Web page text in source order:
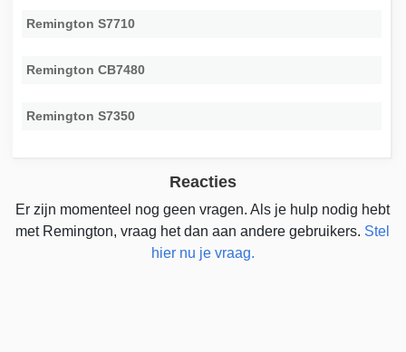
Remington S7710
Remington CB7480
Remington S7350
Reacties
Er zijn momenteel nog geen vragen. Als je hulp nodig hebt
met Remington, vraag het dan aan andere gebruikers. Stel
hier nu je vraag.